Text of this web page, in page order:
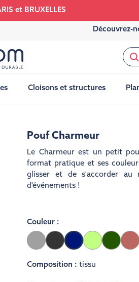
et BRUXELLES
Découvrez-
Cloisons et structures
Pouf Charmeur
Le Charmeur est un petit
format pratique et ses
glisser et de s'accorder au
d'événements !
Couleur :
Gris
clair
Gris
foncé
Bleu
foncé
Vert
clair
Vert
foncé
Composition :tissu